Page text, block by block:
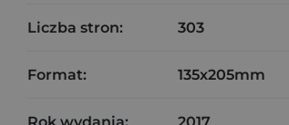
Liczba stron: 303
Format: 135x205mm